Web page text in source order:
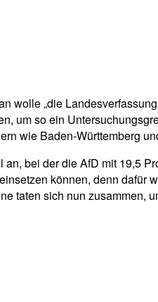
wolle „die
um so ein
wie Baden-Württemberg
bei der die AfD mit 19,5
können, denn dafür
taten sich nun zusammen,